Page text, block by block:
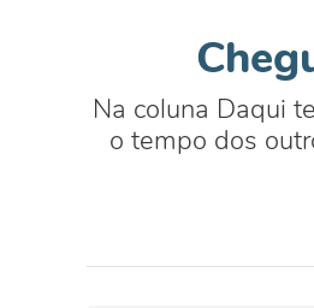
Na coluna Daqui
o tempo dos